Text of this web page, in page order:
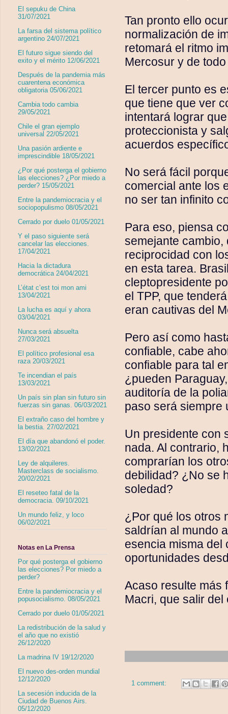
Tan pronto ello
normalización de
retomará el ritmo
Mercosur y de
El tercer punto es
que tiene que ver
intentará lograr
proteccionista y
acuerdos
No será fácil
comercial ante los
no ser tan infinito
Para eso, piensa
semejante
reciprocidad con
en esta tarea.
cleptopresidente
el TPP, que
eran cautivas del
Pero así como
confiable, cabe
confiable para tal
¿pueden
auditoría de la
paso será siempre
Un presidente con
nada. Al contrario,
comprarían los
debilidad? ¿No se
soledad?
¿Por qué los otros
saldrían al mundo
esencia misma del
oportunidades
Acaso resulte más
Macri, que salir
1 comment:
El sepuku de China
31/07/2021
La farsa del sistema político
argentino 24/07/2021
El futuro sigue siendo del
exito y el mérito 12/06/2021
Después de la pandemia más
cuarentena económica
obligatoria 05/06/2021
Cambia todo cambia
29/05/2021
Chile el gran ejemplo
universal 22/05/2021
Una pasión ardiente e
imprescindible 18/05/2021
¿Por qué posterga el gobierno
las elecciones? ¿Por miedo a
perder? 15/05/2021
Entre la pandemiocracia y el
sociopopulismo 08/05/2021
Cerrado por duelo 01/05/2021
Y el paso siguiente será
cancelar las elecciones.
17/04/2021
Hacia la dictadura
democrática 24/04/2021
L’état c’est toi mon ami
13/04/2021
La lucha es aquí y ahora
03/04/2021
Nunca será absuelta
27/03/2021
El político profesional esa
raza 20/03/2021
Te incendian el país
13/03/2021
Un país sin plan sin futuro sin
fuerzas sin ganas. 06/03/2021
El extraño caso del hombre y
la bestia. 27/02/2021
El día que abandonó el poder.
13/02/2021
Ley de alquileres.
Masterclass de socialismo.
20/02/2021
El reseteo fatal de la
democracia. 09/10/2021
Un mundo feliz, y loco
06/02/2021
Notas en La Prensa
Por qué posterga el gobierno
las elecciones? Por miedo a
perder?
Entre la pandemiocracia y el
popusocialismo. 08/05/2021
Cerrado por duelo 01/05/2021
La redistribución de la salud y
el año que no existió
26/12/2020
La madrina IV 19/12/2020
El nuevo des-orden mundial
12/12/2020
La secesión inducida de la
Ciudad de Buenos Airs.
05/12/2020